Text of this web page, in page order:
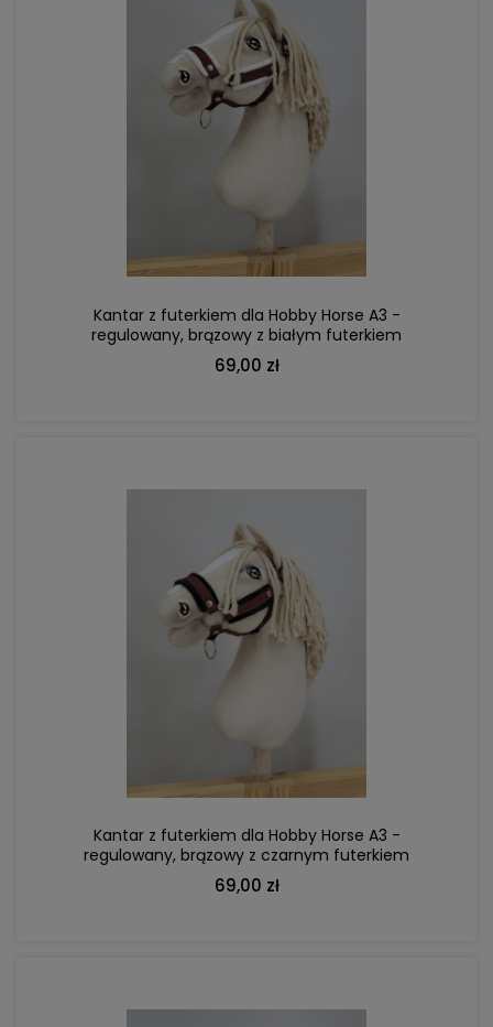
Kantar z futerkiem dla Hobby Horse A3 -
regulowany, brązowy z białym futerkiem
69,00 zł
Kantar z futerkiem dla Hobby Horse A3 -
regulowany, brązowy z czarnym futerkiem
69,00 zł